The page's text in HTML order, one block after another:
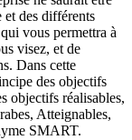
des différents
vous permettra à
visez, et de
Dans cette
des objectifs
objectifs réalisables,
Atteignables,
SMART.